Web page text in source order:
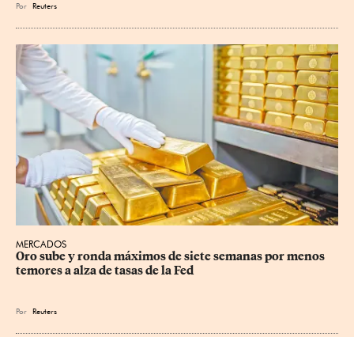
Por Reuters
MERCADOS
Oro sube y ronda máximos de siete semanas por menos
temores a alza de tasas de la Fed
Por Reuters